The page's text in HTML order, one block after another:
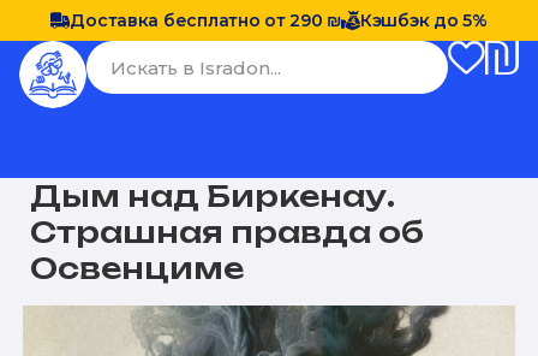
Доставка бесплатно от 290 ₪ Кэшбэк до 5%
Дым над Биркенау.
Страшная правда об
Освенциме